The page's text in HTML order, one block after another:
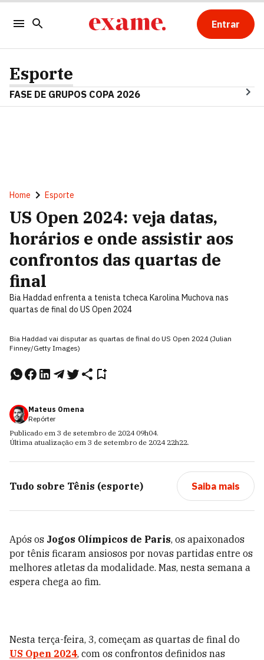
Entrar
Esporte
FASE DE GRUPOS COPA 2026
Home Esporte
US Open 2024: veja datas,
horários e onde assistir aos
confrontos das quartas de
final
Bia Haddad enfrenta a tenista tcheca Karolina Muchova nas
quartas de final do US Open 2024
Bia Haddad vai disputar as quartas de final do US Open 2024 (Julian
Finney/Getty Images)
Mateus Omena
Repórter
Publicado em 3 de setembro de 2024 09h04.
Última atualização em 3 de setembro de 2024 22h22.
Tudo sobre Tênis (esporte) Saiba mais
Após os Jogos Olímpicos de Paris, os apaixonados
por tênis ficaram ansiosos por novas partidas entre os
melhores atletas da modalidade. Mas, nesta semana a
espera chega ao fim.
Nesta terça-feira, 3, começam as quartas de final do
US Open 2024, com os confrontos definidos nas